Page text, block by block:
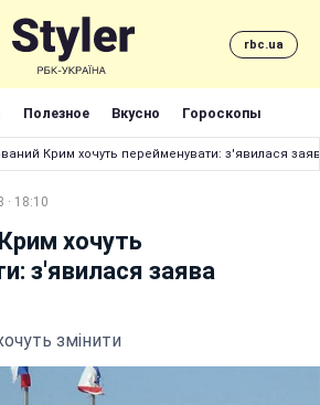
rbc.ua
Полезное Вкусно Гороскопы
Крим хочуть перейменувати: з'явилася
· 18:10
хочуть
з'явилася заява
змінити